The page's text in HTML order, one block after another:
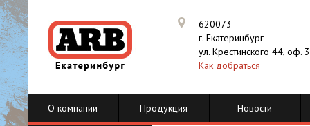
620073
г. Екатеринбург
ул. Крестинского 44, оф.
Как добраться
О компании Продукция Новости